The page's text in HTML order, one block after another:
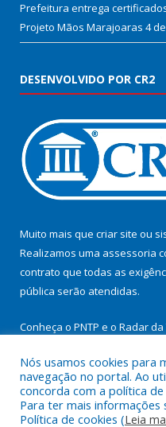
Prefeitura entrega
Projeto Mãos Marajoaras 4
DESENVOLVIDO POR CR2
Muito mais que criar site ou
Realizamos uma assessoria
contrato que todas as
pública serão atendidas.
Conheça o PNTP e o Radar
Todos os direitos
Nós usamos cookies para
navegação no portal. Ao
concorda com a política
Para ter mais informações
Política de cookies (Leia